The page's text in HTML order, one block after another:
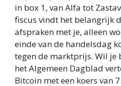
in box 1, van Alfa tot
fiscus vindt het belangrijk
afspraken met je, alleen
einde van de handelsdag
tegen de marktprijs. Wil je
het Algemeen Dagblad
Bitcoin met een koers van